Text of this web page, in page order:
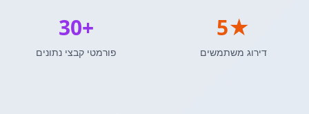
30+
פורמטי קבצי נתונים
5★
דירוג משתמשים